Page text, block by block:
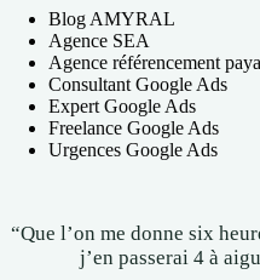
Blog AMYRAL
Agence SEA
Agence référencement
Consultant Google Ads
Expert Google Ads
Freelance Google Ads
Urgences Google Ads
“Que l’on me donne six
j’en passerai 4 à